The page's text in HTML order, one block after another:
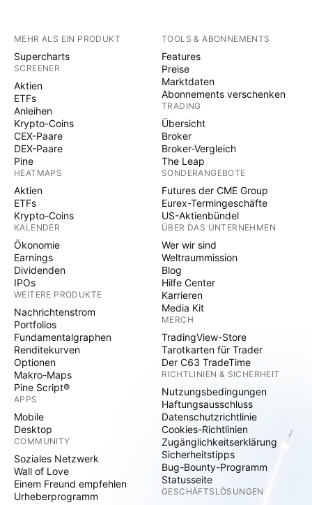
MEHR ALS EIN PRODUKT
Supercharts
SCREENER
Aktien
ETFs
Anleihen
Krypto-Coins
CEX-Paare
DEX-Paare
Pine
HEATMAPS
Aktien
ETFs
Krypto-Coins
KALENDER
Ökonomie
Earnings
Dividenden
IPOs
WEITERE PRODUKTE
Nachrichtenstrom
Portfolios
Fundamentalgraphen
Renditekurven
Optionen
Makro-Maps
Pine Script®
APPS
Mobile
Desktop
COMMUNITY
Soziales Netzwerk
Wall of Love
Einem Freund empfehlen
Urheberprogramm
TOOLS & ABONNEMENTS
Features
Preise
Marktdaten
Abonnements verschenken
TRADING
Übersicht
Broker
Broker-Vergleich
The Leap
SONDERANGEBOTE
Futures der CME Group
Eurex-Termingeschäfte
US-Aktienbündel
ÜBER DAS UNTERNEHMEN
Wer wir sind
Weltraummission
Blog
Hilfe Center
Karrieren
Media Kit
MERCH
TradingView-Store
Tarotkarten für Trader
Der C63 TradeTime
RICHTLINIEN & SICHERHEIT
Nutzungsbedingungen
Haftungsausschluss
Datenschutzrichtlinie
Cookies-Richtlinien
Zugänglichkeitserklärung
Sicherheitstipps
Bug-Bounty-Programm
Statusseite
GESCHÄFTSLÖSUNGEN